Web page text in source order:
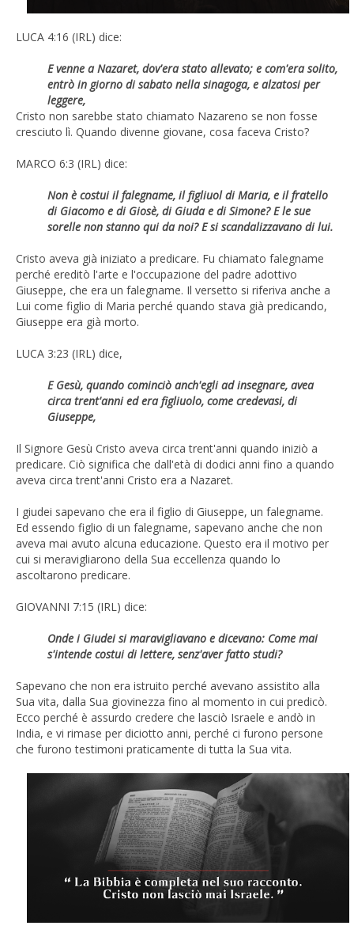
LUCA 4:16 (IRL) dice:
E venne a Nazaret, dov'era stato allevato; e com'era solito,
entrò in giorno di sabato nella sinagoga, e alzatosi per
leggere,
Cristo non sarebbe stato chiamato Nazareno se non fosse
cresciuto lì. Quando divenne giovane, cosa faceva Cristo?
MARCO 6:3 (IRL) dice:
Non è costui il falegname, il figliuol di Maria, e il fratello
di Giacomo e di Giosè, di Giuda e di Simone? E le sue
sorelle non stanno qui da noi? E si scandalizzavano di lui.
Cristo aveva già iniziato a predicare. Fu chiamato falegname
perché ereditò l'arte e l'occupazione del padre adottivo
Giuseppe, che era un falegname. Il versetto si riferiva anche a
Lui come figlio di Maria perché quando stava già predicando,
Giuseppe era già morto.
LUCA 3:23 (IRL) dice,
E Gesù, quando cominciò anch'egli ad insegnare, avea
circa trent'anni ed era figliuolo, come credevasi, di
Giuseppe,
Il Signore Gesù Cristo aveva circa trent'anni quando iniziò a
predicare. Ciò significa che dall'età di dodici anni fino a quando
aveva circa trent'anni Cristo era a Nazaret.
I giudei sapevano che era il figlio di Giuseppe, un falegname.
Ed essendo figlio di un falegname, sapevano anche che non
aveva mai avuto alcuna educazione. Questo era il motivo per
cui si meravigliarono della Sua eccellenza quando lo
ascoltarono predicare.
GIOVANNI 7:15 (IRL) dice:
Onde i Giudei si maravigliavano e dicevano: Come mai
s'intende costui di lettere, senz'aver fatto studi?
Sapevano che non era istruito perché avevano assistito alla
Sua vita, dalla Sua giovinezza fino al momento in cui predicò.
Ecco perché è assurdo credere che lasciò Israele e andò in
India, e vi rimase per diciotto anni, perché ci furono persone
che furono testimoni praticamente di tutta la Sua vita.